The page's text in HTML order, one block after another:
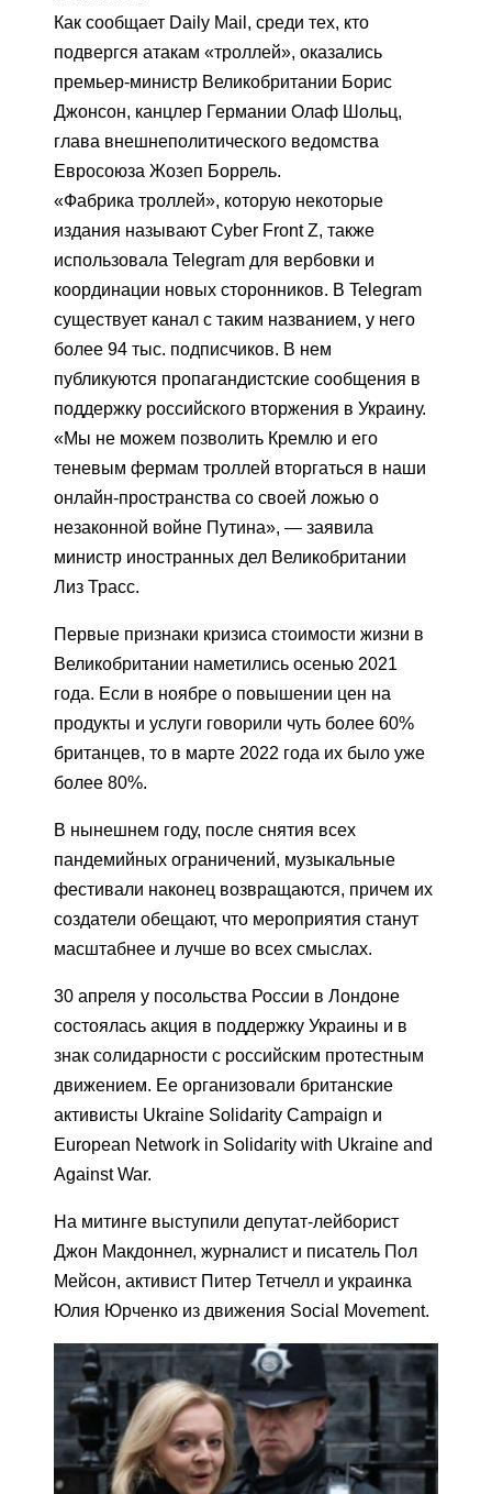
Как сообщает Daily Mail, среди тех, кто
подвергся атакам «троллей», оказались
премьер-министр Великобритании Борис
Джонсон, канцлер Германии Олаф Шольц,
глава внешнеполитического ведомства
Евросоюза Жозеп Боррель.
«Фабрика троллей», которую некоторые
издания называют Cyber Front Z, также
использовала Telegram для вербовки и
координации новых сторонников. В Telegram
существует канал с таким названием, у него
более 94 тыс. подписчиков. В нем
публикуются пропагандистские сообщения в
поддержку российского вторжения в Украину.
«Мы не можем позволить Кремлю и его
теневым фермам троллей вторгаться в наши
онлайн-пространства со своей ложью о
незаконной войне Путина», — заявила
министр иностранных дел Великобритании
Лиз Трасс.
Первые признаки кризиса стоимости жизни в
Великобритании наметились осенью 2021
года. Если в ноябре о повышении цен на
продукты и услуги говорили чуть более 60%
британцев, то в марте 2022 года их было уже
более 80%.
В нынешнем году, после снятия всех
пандемийных ограничений, музыкальные
фестивали наконец возвращаются, причем их
создатели обещают, что мероприятия станут
масштабнее и лучше во всех смыслах.
30 апреля у посольства России в Лондоне
состоялась акция в поддержку Украины и в
знак солидарности с российским протестным
движением. Ее организовали британские
активисты Ukraine Solidarity Campaign и
European Network in Solidarity with Ukraine and
Against War.
На митинге выступили депутат-лейборист
Джон Макдоннел, журналист и писатель Пол
Мейсон, активист Питер Тетчелл и украинка
Юлия Юрченко из движения Social Movement.